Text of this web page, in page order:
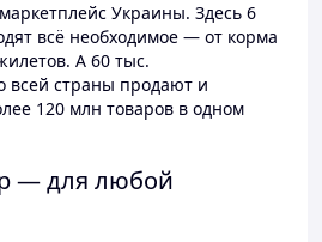
Украины. Здесь 6
всё необходимое — от корма
А 60 тыс.
всей страны продают и
120 млн товаров в одном
— для любой